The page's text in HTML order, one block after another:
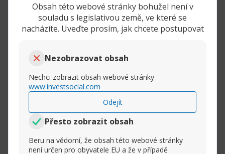
Obsah této webové stránky bohužel není v
souladu s legislativou země, ve které se
nacházíte. Uveďte prosím, jak chcete postupovat
Nezobrazovat obsah
Nechci zobrazit obsah webové stránky
www.investsocial.com
Odejít
Přesto zobrazit obsah
Beru na vědomí, že obsah této webové stránky
není určen pro obyvatele EU a že v případě
11-02-2026,
01:26 PM
30 leté německé státní dluhopisy na aukci vynesly výnos 3,47%.
tamara